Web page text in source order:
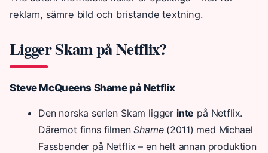
reklam, sämre bild och bristande textning.
Ligger Skam på Netflix?
Steve McQueens Shame på Netflix
Den norska serien Skam ligger inte på Netflix.
Däremot finns filmenShame(2011) med Michael
Fassbender på Netflix – en helt annan produktion